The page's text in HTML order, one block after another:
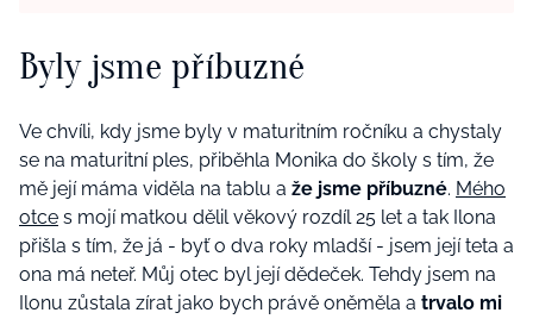
Byly jsme příbuzné
Ve chvíli, kdy jsme byly v maturitním ročníku a chystaly
se na maturitní ples, přiběhla Monika do školy s tím, že
mě její máma viděla na tablu a že jsme příbuzné. Mého
otce s mojí matkou dělil věkový rozdíl 25 let a tak Ilona
přišla s tím, že já - byť o dva roky mladší - jsem její teta a
ona má neteř. Můj otec byl její dědeček. Tehdy jsem na
Ilonu zůstala zírat jako bych právě oněměla a trvalo mi